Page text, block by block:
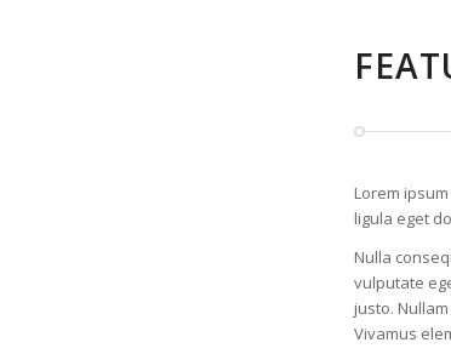
Lorem
ligula eget
Nulla
vulputate
justo.
Vivamus